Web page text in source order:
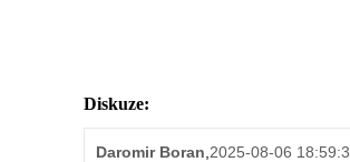
Diskuze:
Daromir Boran 2025-08-06